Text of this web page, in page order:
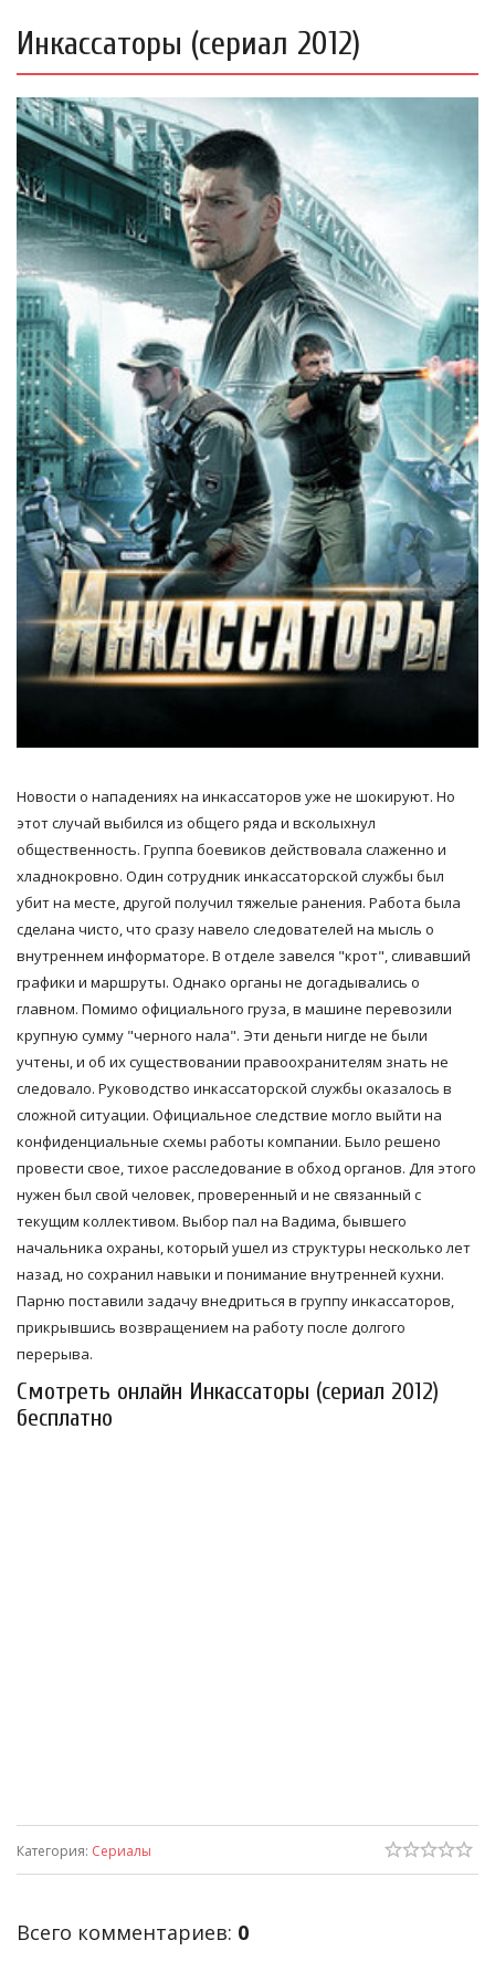
Инкассаторы (сериал 2012)
Новости о нападениях на инкассаторов уже не шокируют. Но
этот случай выбился из общего ряда и всколыхнул
общественность. Группа боевиков действовала слаженно и
хладнокровно. Один сотрудник инкассаторской службы был
убит на месте, другой получил тяжелые ранения. Работа была
сделана чисто, что сразу навело следователей на мысль о
внутреннем информаторе. В отделе завелся "крот", сливавший
графики и маршруты. Однако органы не догадывались о
главном. Помимо официального груза, в машине перевозили
крупную сумму "черного нала". Эти деньги нигде не были
учтены, и об их существовании правоохранителям знать не
следовало. Руководство инкассаторской службы оказалось в
сложной ситуации. Официальное следствие могло выйти на
конфиденциальные схемы работы компании. Было решено
провести свое, тихое расследование в обход органов. Для этого
нужен был свой человек, проверенный и не связанный с
текущим коллективом. Выбор пал на Вадима, бывшего
начальника охраны, который ушел из структуры несколько лет
назад, но сохранил навыки и понимание внутренней кухни.
Парню поставили задачу внедриться в группу инкассаторов,
прикрывшись возвращением на работу после долгого
перерыва.
Смотреть онлайн Инкассаторы (сериал 2012)
бесплатно
Категория: Сериалы
Всего комментариев: 0